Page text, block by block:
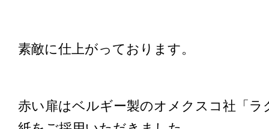
素敵に仕上がっております。
赤い扉はベルギー製のオメクスコ社「ラ